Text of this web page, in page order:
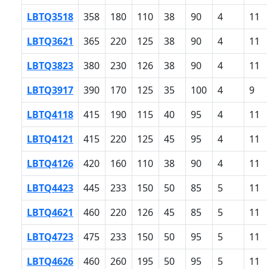
LBTQ3518
358 180 110 38 90 4
11
LBTQ3621
365 220 125 38 90 4
11
LBTQ3823
380 230 126 38 90 4
11
LBTQ3917
390 170 125 35 100 4
9
LBTQ4118
415 190 115 40 95 4
11
LBTQ4121
415 220 125 45 95 4
11
LBTQ4126
420 160 110 38 90 4
11
LBTQ4423
445 233 150 50 85 5
11
LBTQ4621
460 220 126 45 85 5
11
LBTQ4723
475 233 150 50 95 5
11
LBTQ4626
460 260 195 50 95 5
11